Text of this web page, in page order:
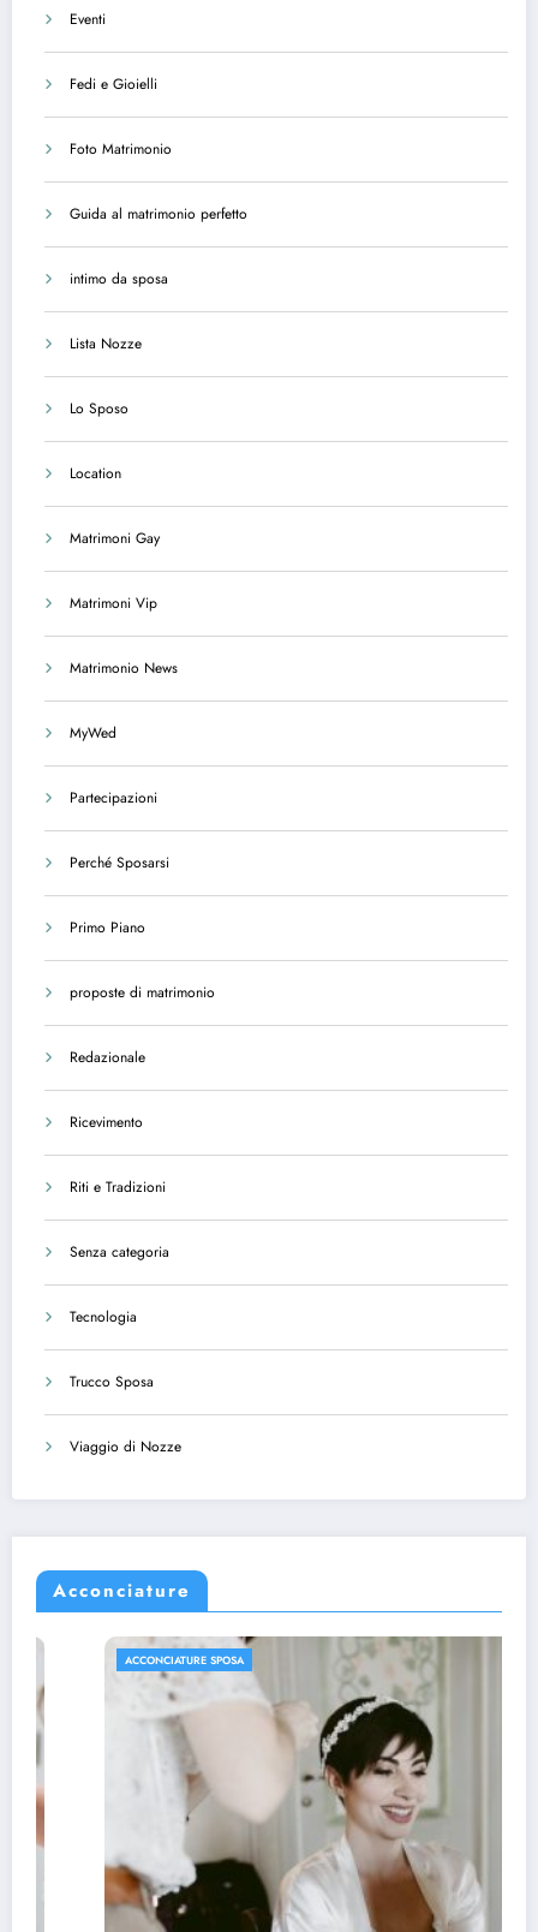
Eventi
Fedi e Gioielli
Foto Matrimonio
Guida al matrimonio perfetto
intimo da sposa
Lista Nozze
Lo Sposo
Location
Matrimoni Gay
Matrimoni Vip
Matrimonio News
MyWed
Partecipazioni
Perché Sposarsi
Primo Piano
proposte di matrimonio
Redazionale
Ricevimento
Riti e Tradizioni
Senza categoria
Tecnologia
Trucco Sposa
Viaggio di Nozze
Acconciature
ACCONCIATURE SPOSA